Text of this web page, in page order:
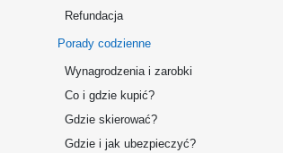
Refundacja
Porady codzienne
Wynagrodzenia i zarobki
Co i gdzie kupić?
Gdzie skierować?
Gdzie i jak ubezpieczyć?